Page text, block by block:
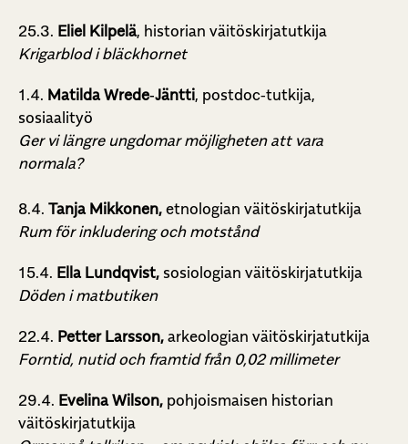
25.3. Eliel Kilpelä, historian väitöskirjatutkija
Krigarblod i bläckhornet
1.4. Matilda Wrede‑Jäntti, postdoc‑tutkija,
sosiaalityö
Ger vi längre ungdomar möjligheten att vara
normala?
8.4. Tanja Mikkonen, etnologian väitöskirjatutkija
Rum för inkludering och motstånd
15.4. Ella Lundqvist, sosiologian väitöskirjatutkija
Döden i matbutiken
22.4. Petter Larsson, arkeologian väitöskirjatutkija
Forntid, nutid och framtid från 0,02 millimeter
29.4. Evelina Wilson, pohjoismaisen historian
väitöskirjatutkija